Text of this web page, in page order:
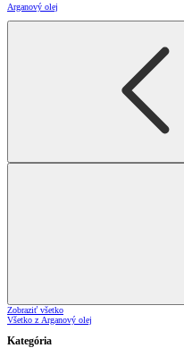
Arganový olej
Zobraziť všetko
Všetko z Arganový olej
Kategória